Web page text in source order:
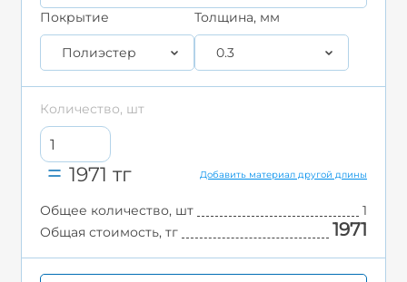
Покрытие
Полиэстер
Толщина, мм
0.3
Количество, шт
1971 тг Добавить материал другой длины
Общее количество, шт
1
Общая стоимость, тг
1971